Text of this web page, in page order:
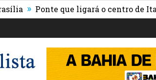
» Ponte que ligará o centro de Itabuna